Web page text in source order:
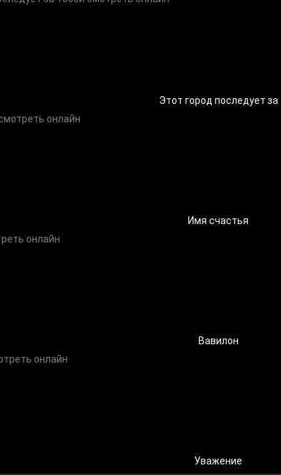
Этот город последует за
Имя счастья
Вавилон
Уважение